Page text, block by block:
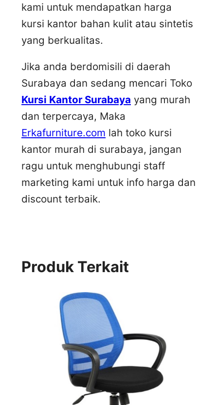
kami untuk mendapatkan harga
kursi kantor bahan kulit atau sintetis
yang berkualitas.
Jika anda berdomisili di daerah
Surabaya dan sedang mencari Toko
Kursi Kantor Surabaya yang murah
dan terpercaya, Maka
Erkafurniture.com lah toko kursi
kantor murah di surabaya, jangan
ragu untuk menghubungi staff
marketing kami untuk info harga dan
discount terbaik.
Produk Terkait